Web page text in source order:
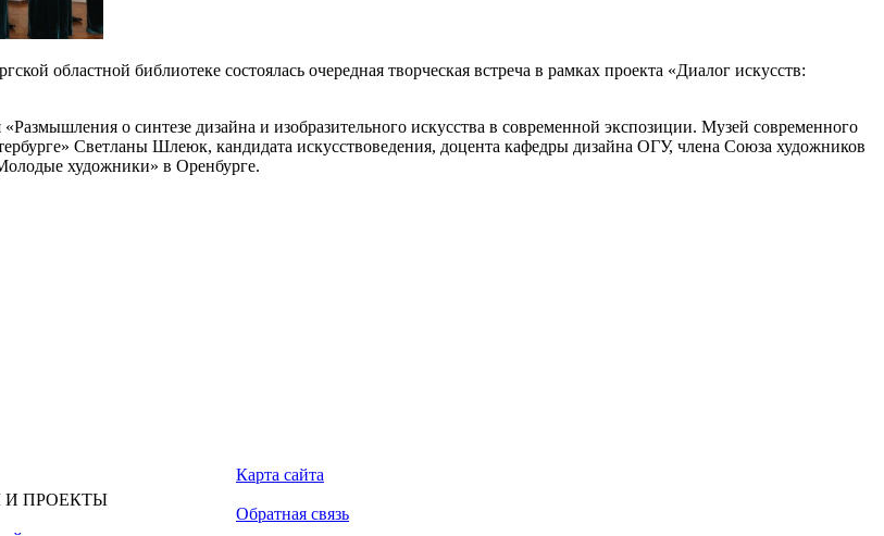
областной библиотеке состоялась очередная творческая встреча в рамках проекта «Диалог искусств:
о синтезе дизайна и изобразительного искусства в современной экспозиции. Музей современного
Светланы Шлеюк, кандидата искусствоведения, доцента кафедры дизайна ОГУ, члена Союза художников
художники» в Оренбурге.
И ПРОЕКТЫ
Карта сайта
Обратная связь